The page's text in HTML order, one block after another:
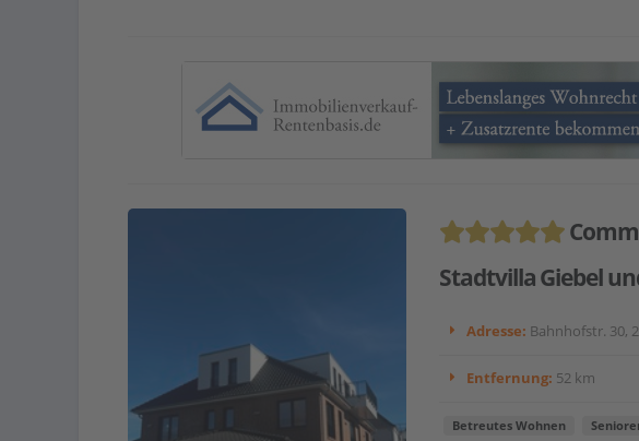
Stadtvilla Giebel
Adresse: Bahnhofstr. 30,
Entfernung: 52 km
Betreutes Wohnen